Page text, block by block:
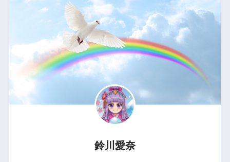
鈴川愛奈